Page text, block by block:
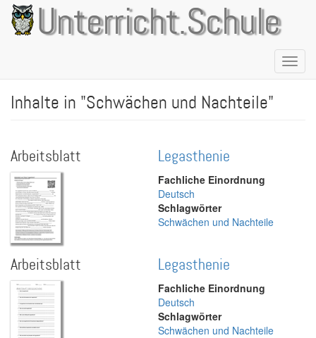
Direkt
zum
Inhalt
Unterricht.Schule
Inhalte in "Schwächen und Nachteile"
Arbeitsblatt Legasthenie
Fachliche Einordnung
Deutsch
Schlagwörter
Schwächen und Nachteile
Arbeitsblatt Legasthenie
Fachliche Einordnung
Deutsch
Schlagwörter
Schwächen und Nachteile